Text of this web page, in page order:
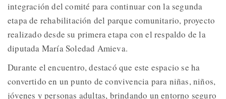
integración del comité para continuar con la segunda
etapa de rehabilitación del parque comunitario, proyecto
realizado desde su primera etapa con el respaldo de la
diputada María Soledad Amieva.
Durante el encuentro, destacó que este espacio se ha
convertido en un punto de convivencia para niñas, niños,
jóvenes y personas adultas, brindando un entorno seguro